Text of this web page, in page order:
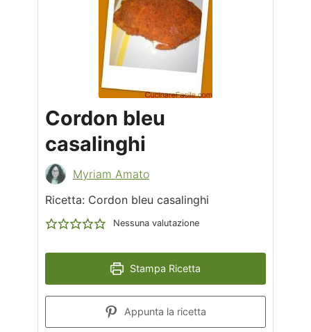
Cordon bleu
casalinghi
Myriam Amato
Ricetta: Cordon bleu casalinghi
Nessuna valutazione
Stampa Ricetta
Appunta la ricetta